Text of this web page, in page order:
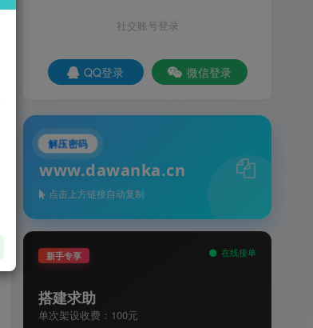
社交账号登录
QQ登录 微信登录
解压密码
www.dawanka.cn
点击上方链接自动复制
新手专享 在线接单
搭建求助
单次架设收费：100元